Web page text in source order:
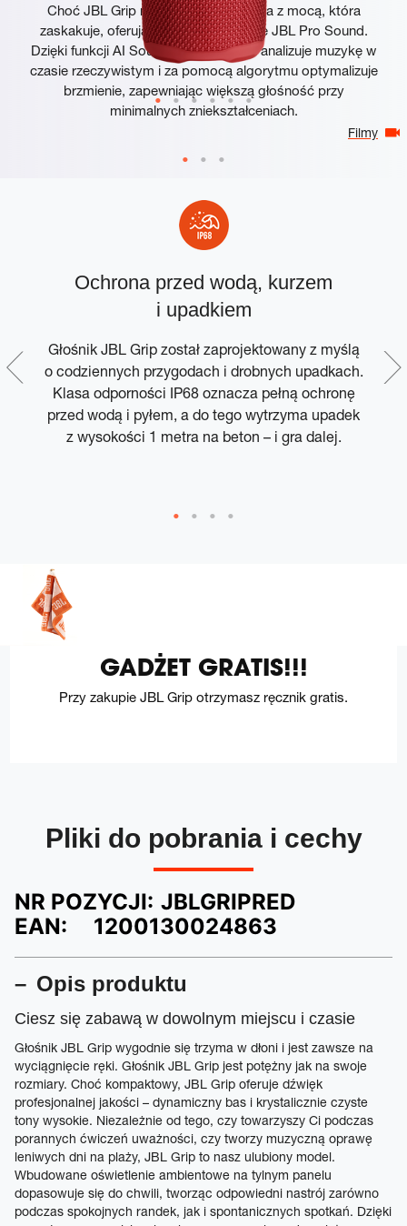
Filmy
Choć JBL Grip mieści się w dłoni, gra z mocą, która
zaskakuje, oferując kultowe brzmienie JBL Pro Sound.
Dzięki funkcji AI Sound Boost głośnik analizuje muzykę w
czasie rzeczywistym i za pomocą algorytmu optymalizuje
brzmienie, zapewniając większą głośność przy
minimalnych zniekształceniach.
Ochrona przed wodą, kurzem
i upadkiem
Głośnik JBL Grip został zaprojektowany z myślą
o codziennych przygodach i drobnych upadkach.
Klasa odporności IP68 oznacza pełną ochronę
przed wodą i pyłem, a do tego wytrzyma upadek
z wysokości 1 metra na beton – i gra dalej.
GADŻET GRATIS!!!
Przy zakupie JBL Grip otrzymasz ręcznik gratis.
Pliki do pobrania i cechy
NR POZYCJI: JBLGRIPRED
EAN:
1200130024863
Opis produktu
Ciesz się zabawą w dowolnym miejscu i czasie
Głośnik JBL Grip wygodnie się trzyma w dłoni i jest zawsze na
wyciągnięcie ręki. Głośnik JBL Grip jest potężny jak na swoje
rozmiary. Choć kompaktowy, JBL Grip oferuje dźwięk
profesjonalnej jakości – dynamiczny bas i krystalicznie czyste
tony wysokie. Niezależnie od tego, czy towarzyszy Ci podczas
porannych ćwiczeń uważności, czy tworzy muzyczną oprawę
leniwych dni na plaży, JBL Grip to nasz ulubiony model.
Wbudowane oświetlenie ambientowe na tylnym panelu
dopasowuje się do chwili, tworząc odpowiedni nastrój zarówno
podczas spokojnych randek, jak i spontanicznych spotkań. Dzięki